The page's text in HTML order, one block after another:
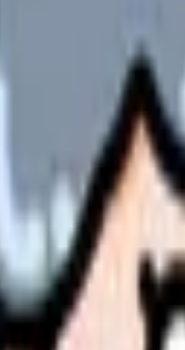
たい
られます。役割と資格
んと整理し